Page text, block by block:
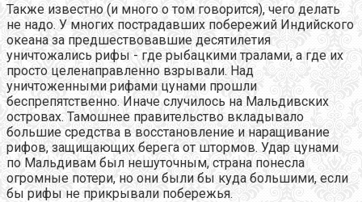
Также известно (и много о том говорится), чего делать
не надо. У многих пострадавших побережий Индийского
океана за предшествовавшие десятилетия
уничтожались рифы - где рыбацкими тралами, а где их
просто целенаправленно взрывали. Над
уничтоженными рифами цунами прошли
беспрепятственно. Иначе случилось на Мальдивских
островах. Тамошнее правительство вкладывало
большие средства в восстановление и наращивание
рифов, защищающих берега от штормов. Удар цунами
по Мальдивам был нешуточным, страна понесла
огромные потери, но они были бы куда большими, если
бы рифы не прикрывали побережья.